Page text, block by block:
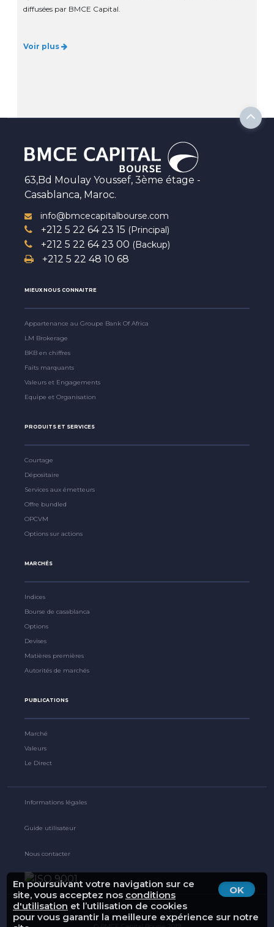
diffusées par BMCE Capital.
Voir plus
OK
En poursuivant votre navigation sur ce
site, vous acceptez nos conditions
d'utilisation et l’utilisation de cookies
pour vous garantir la meilleure expérience sur notre
63,Bd Moulay Youssef, 3ème étage -
Casablanca, Maroc.
info@bmcecapitalbourse.com
+212 5 22 64 23 15 (Principal)
+212 5 22 64 23 00 (Backup)
+212 5 22 48 10 68
MIEUX NOUS CONNAITRE
Appartenance au Groupe Bank Of Africa
LM Brokerage
BKB en chiffres
Faits marquants
Valeurs et Engagements
Equipe et Organisation
PRODUITS ET SERVICES
Courtage
Dépositaire
Services aux émetteurs
Offre bundled
OPCVM
Options sur actions
MARCHÉS
Indices
Bourse de casablanca
Options
Devises
Matières premières
Autorités de marchés
PUBLICATIONS
Marché
Valeurs
Le Direct
Informations légales
Guide utilisateur
Nous contacter